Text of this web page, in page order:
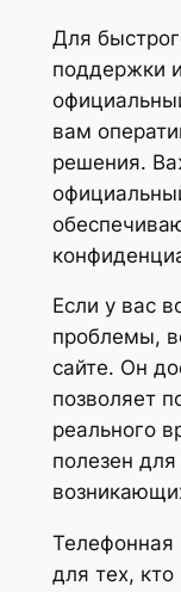
Для
поддержки
вам
решения.
Если у вас
проблемы,
сайте. Он
позволяет
реального
полезен
Телефонная
для тех,